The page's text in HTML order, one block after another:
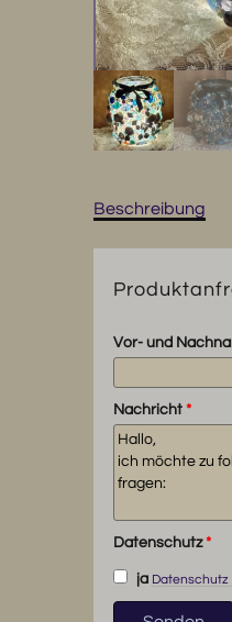
Beschreibung
Vor- und
Nachricht*
Datenschutz*
ja Datenschutz